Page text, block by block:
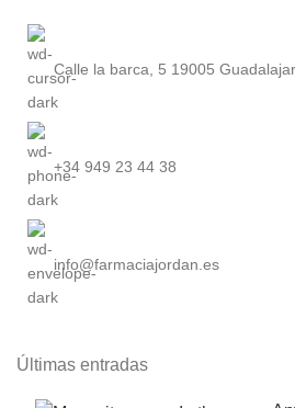
Calle la barca, 5 19005
+34 949 23 44 38
info@farmaciajordan.es
Últimas entradas